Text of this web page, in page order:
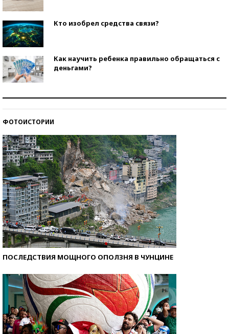
Кто изобрел средства связи?
Как научить ребенка правильно обращаться с
деньгами?
ФОТОИСТОРИИ
ПОСЛЕДСТВИЯ МОЩНОГО ОПОЛЗНЯ В ЧУНЦИНЕ